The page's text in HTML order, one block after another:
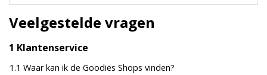
Veelgestelde vragen
1 Klantenservice
1.1 Waar kan ik de Goodies Shops vinden?